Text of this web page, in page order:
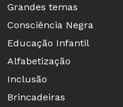
Grandes temas
Consciência Negra
Educação Infantil
Alfabetização
Inclusão
Brincadeiras